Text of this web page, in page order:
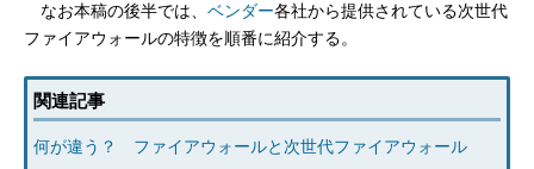
なお本稿の後半では、 ベンダー各社から提供されている次世代
ファイアウォールの特徴を順番に紹介する。
関連記事
何が違う？ ファイアウォールと次世代ファイアウォール